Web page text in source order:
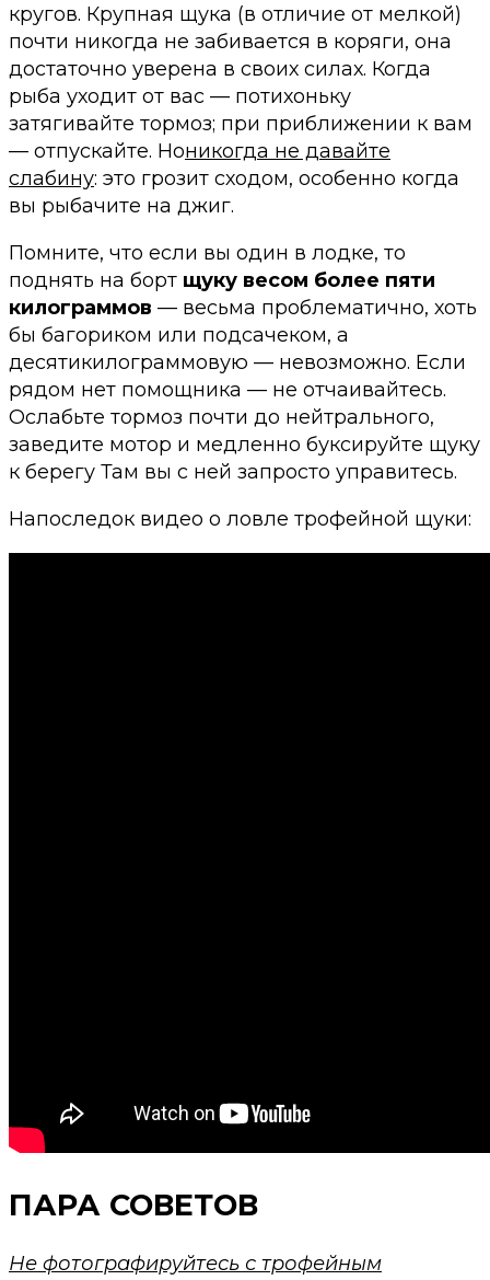
кругов. Крупная щука (в отличие от мелкой)
почти никогда не забивается в коряги, она
достаточно уверена в своих силах. Когда
рыба уходит от вас — потихоньку
затягивайте тормоз; при приближении к вам
— отпускайте. Ноникогда не давайте
слабину: это грозит сходом, особенно когда
вы рыбачите на джиг.
Помните, что если вы один в лодке, то
поднять на борт щуку весом более пяти
килограммов — весьма проблематично, хоть
бы багориком или подсачеком, а
десятикилограммовую — невозможно. Если
рядом нет помощника — не отчаивайтесь.
Ослабьте тормоз почти до нейтрального,
заведите мотор и медленно буксируйте щуку
к берегу Там вы с ней запросто управитесь.
Напоследок видео о ловле трофейной щуки:
ПАРА СОВЕТОВ
Не фотографируйтесь с трофейным